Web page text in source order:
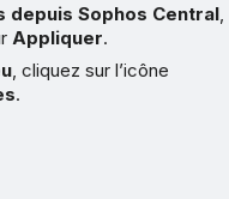
Sophos Central
Appliquer.
, cliquez sur l’icône
.